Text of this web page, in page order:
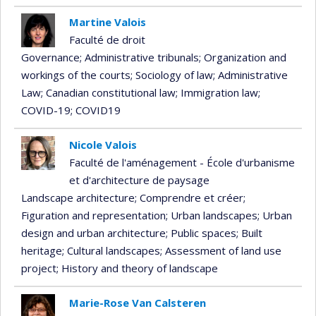
Martine Valois
Faculté de droit
Governance; Administrative tribunals; Organization and
workings of the courts; Sociology of law; Administrative
Law; Canadian constitutional law; Immigration law;
COVID-19; COVID19
Nicole Valois
Faculté de l'aménagement - École d'urbanisme
et d'architecture de paysage
Landscape architecture; Comprendre et créer;
Figuration and representation; Urban landscapes; Urban
design and urban architecture; Public spaces; Built
heritage; Cultural landscapes; Assessment of land use
project; History and theory of landscape
Marie-Rose Van Calsteren